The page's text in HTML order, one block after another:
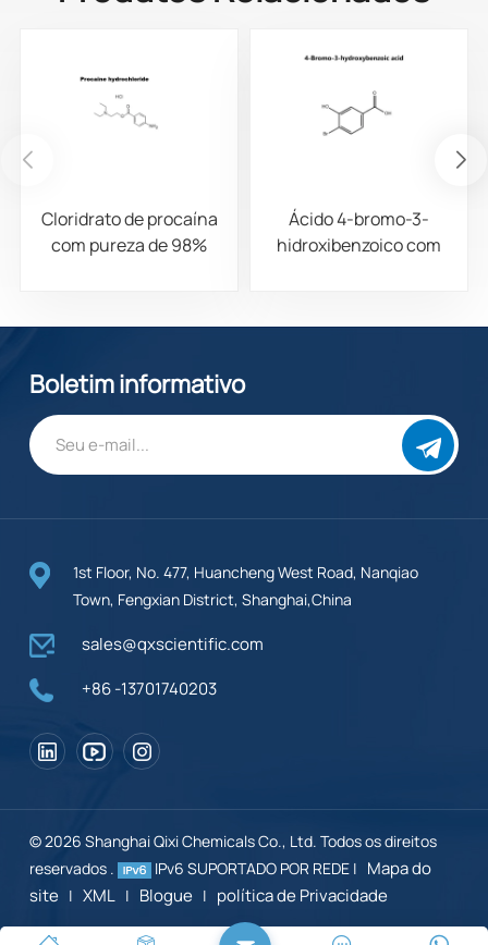
Cloridrato de procaína
com pureza de 98%
Ácido 4-bromo-3-
hidroxibenzoico com
Boletim informativo
1st Floor, No. 477, Huancheng West Road, Nanqiao
Town, Fengxian District, Shanghai,China
sales@qxscientific.com
+86 -13701740203
© 2026 Shanghai Qixi Chemicals Co., Ltd. Todos os direitos
reservados .
IPv6 SUPORTADO POR REDE | Mapa do
site | XML | Blogue | política de Privacidade